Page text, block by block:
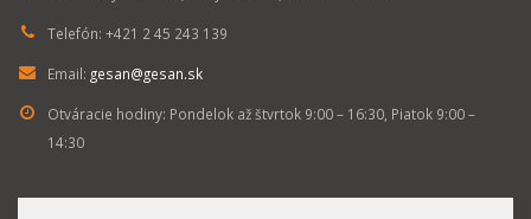
Telefón: +421 2 45 243 139
Email: gesan@gesan.sk
Otváracie hodiny: Pondelok až štvrtok 9:00 – 16:30, Piatok 9:00 –
14:30